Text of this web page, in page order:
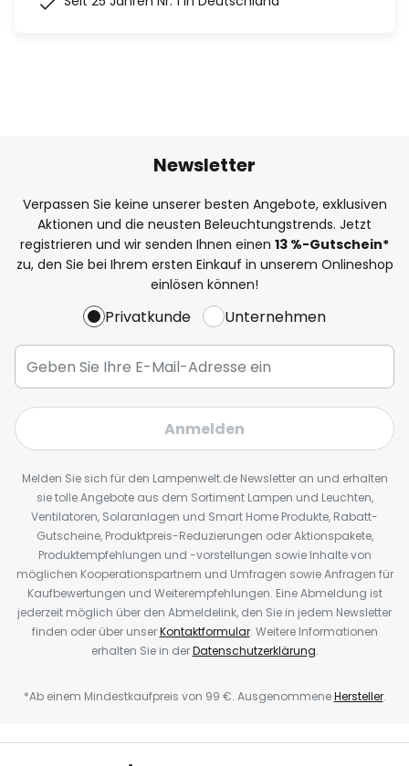
Newsletter
Verpassen Sie keine unserer besten Angebote, exklusiven
Aktionen und die neusten Beleuchtungstrends. Jetzt
registrieren und wir senden Ihnen einen 13 %-Gutschein*
zu, den Sie bei Ihrem ersten Einkauf in unserem Onlineshop
einlösen können!
Privatkunde Unternehmen
Anmelden
Melden Sie sich für den Lampenwelt.de Newsletter an und erhalten
sie tolle Angebote aus dem Sortiment Lampen und Leuchten,
Ventilatoren, Solaranlagen und Smart Home Produkte, Rabatt-
Gutscheine, Produktpreis-Reduzierungen oder Aktionspakete,
Produktempfehlungen und -vorstellungen sowie Inhalte von
möglichen Kooperationspartnern und Umfragen sowie Anfragen für
Kaufbewertungen und Weiterempfehlungen. Eine Abmeldung ist
jederzeit möglich über den Abmeldelink, den Sie in jedem Newsletter
finden oder über unserKontaktformular. Weitere Informationen
erhalten Sie in derDatenschutzerklärung.
*Ab einem Mindestkaufpreis von 99 €. AusgenommeneHersteller.